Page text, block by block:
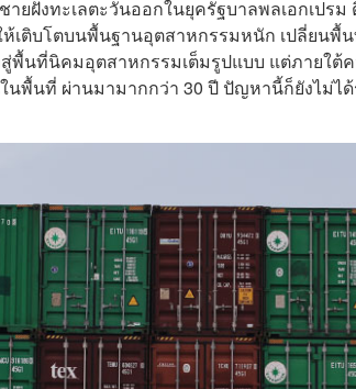
ยฝั่งทะเลตะวันออกในยุครัฐบาลพลเอกเปร
เติบโตบนพื้นฐานอุตสาหกรรมหนัก เปลี่ยนพื้
พื้นที่นิคมอุตสาหกรรมเต็มรูปแบบ แต่ภายใ
พื้นที่ ผ่านมามากกว่า 30 ปี ปัญหานี้ก็ยังไม่ได้